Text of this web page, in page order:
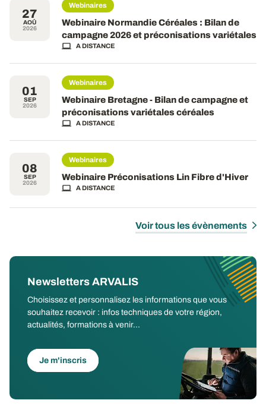
27
AOÛ
2026
Webinaires
Webinaire Normandie Céréales : Bilan de
campagne 2026 et préconisations variétales
A DISTANCE
01
SEP
2026
Webinaires
Webinaire Bretagne - Bilan de campagne et
préconisations variétales céréales
A DISTANCE
08
SEP
2026
Webinaires
Webinaire Préconisations Lin Fibre d'Hiver
A DISTANCE
Voir tous les évènements
Newsletters ARVALIS
Choisissez et personnalisez les informations que vous
souhaitez recevoir : infos techniques de votre région,
actualités, formations à venir...
Je m'inscris